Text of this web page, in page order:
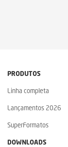
PRODUTOS
Linha completa
Lançamentos 2026
SuperFormatos
DOWNLOADS